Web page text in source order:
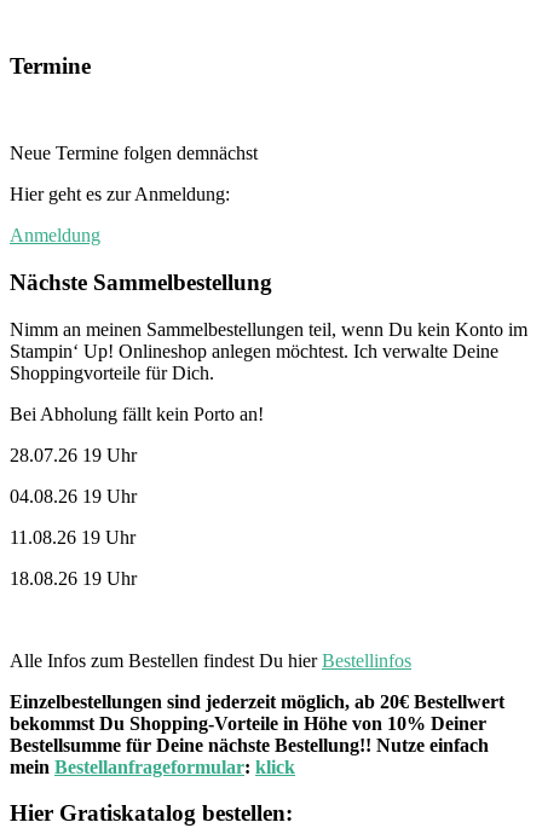
Termine
Neue Termine folgen demnächst
Hier geht es zur Anmeldung:
Anmeldung
Nächste Sammelbestellung
Nimm an meinen Sammelbestellungen teil, wenn Du kein Konto im
Stampin‘ Up! Onlineshop anlegen möchtest. Ich verwalte Deine
Shoppingvorteile für Dich.
Bei Abholung fällt kein Porto an!
28.07.26 19 Uhr
04.08.26 19 Uhr
11.08.26 19 Uhr
18.08.26 19 Uhr
Alle Infos zum Bestellen findest Du hierBestellinfos
Einzelbestellungen sind jederzeit möglich, ab 20€ Bestellwert
bekommst Du Shopping-Vorteile in Höhe von 10% Deiner
Bestellsumme für Deine nächste Bestellung!! Nutze einfach
mein Bestellanfrageformular: klick
Hier Gratiskatalog bestellen: